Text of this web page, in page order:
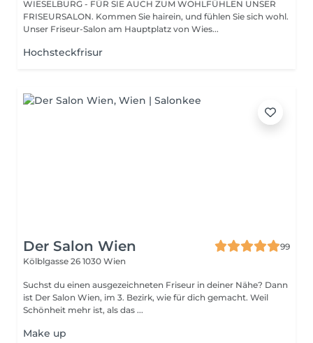
WIESELBURG - FÜR SIE AUCH ZUM WOHLFÜHLEN UNSER
FRISEURSALON. Kommen Sie hairein, und fühlen Sie sich wohl.
Unser Friseur-Salon am Hauptplatz von Wies...
Hochsteckfrisur
Der Salon Wien
99
Kölblgasse 26 1030 Wien
Suchst du einen ausgezeichneten Friseur in deiner Nähe? Dann
ist Der Salon Wien, im 3. Bezirk, wie für dich gemacht. Weil
Schönheit mehr ist, als das ...
Make up